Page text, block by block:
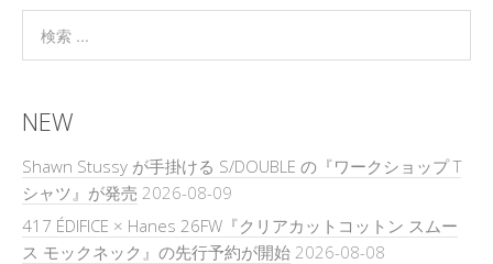
NEW
Shawn Stussy が手掛ける S/DOUBLE の『ワークショップ T
シャツ』が発売 2026-08-09
417 ÉDIFICE × Hanes 26FW『クリアカットコットン スムー
ス モックネック』の先行予約が開始 2026-08-08